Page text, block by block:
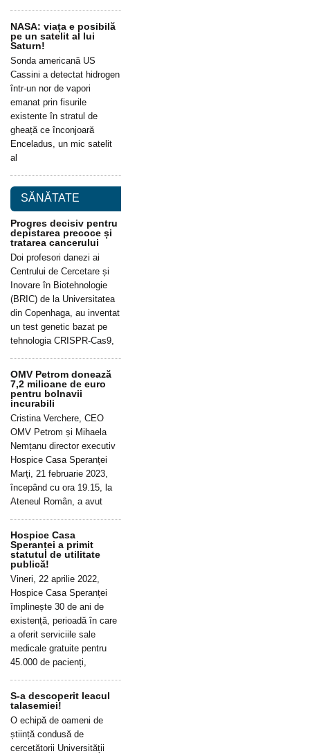
NASA: viața e posibilă
pe un satelit al lui
Saturn!
Sonda americană US
Cassini a detectat hidrogen
într-un nor de vapori
emanat prin fisurile
existente în stratul de
gheață ce înconjoară
Enceladus, un mic satelit
al
SĂNĂTATE
Progres decisiv pentru
depistarea precoce și
tratarea cancerului
Doi profesori danezi ai
Centrului de Cercetare și
Inovare în Biotehnologie
(BRIC) de la Universitatea
din Copenhaga, au inventat
un test genetic bazat pe
tehnologia CRISPR-Cas9,
OMV Petrom donează
7,2 milioane de euro
pentru bolnavii
incurabili
Cristina Verchere, CEO
OMV Petrom și Mihaela
Nemțanu director executiv
Hospice Casa Speranței
Marți, 21 februarie 2023,
începând cu ora 19.15, la
Ateneul Român, a avut
Hospice Casa
Speranței a primit
statutul de utilitate
publică!
Vineri, 22 aprilie 2022,
Hospice Casa Speranței
împlinește 30 de ani de
existență, perioadă în care
a oferit serviciile sale
medicale gratuite pentru
45.000 de pacienți,
S-a descoperit leacul
talasemiei!
O echipă de oameni de
știință condusă de
cercetătorii Universității